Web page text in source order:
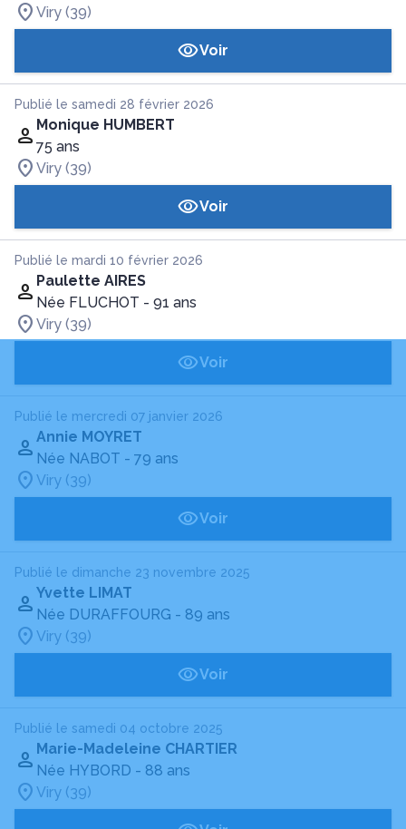
Viry (39)
Voir
Publié le samedi 28 février 2026
Monique HUMBERT
75 ans
Viry (39)
Voir
Publié le mardi 10 février 2026
Paulette AIRES
Née FLUCHOT - 91 ans
Viry (39)
Voir
Publié le mercredi 07 janvier 2026
Annie MOYRET
Née NABOT - 79 ans
Viry (39)
Voir
Publié le dimanche 23 novembre 2025
Yvette LIMAT
Née DURAFFOURG - 89 ans
Viry (39)
Voir
Publié le samedi 04 octobre 2025
Marie-Madeleine CHARTIER
Née HYBORD - 88 ans
Viry (39)